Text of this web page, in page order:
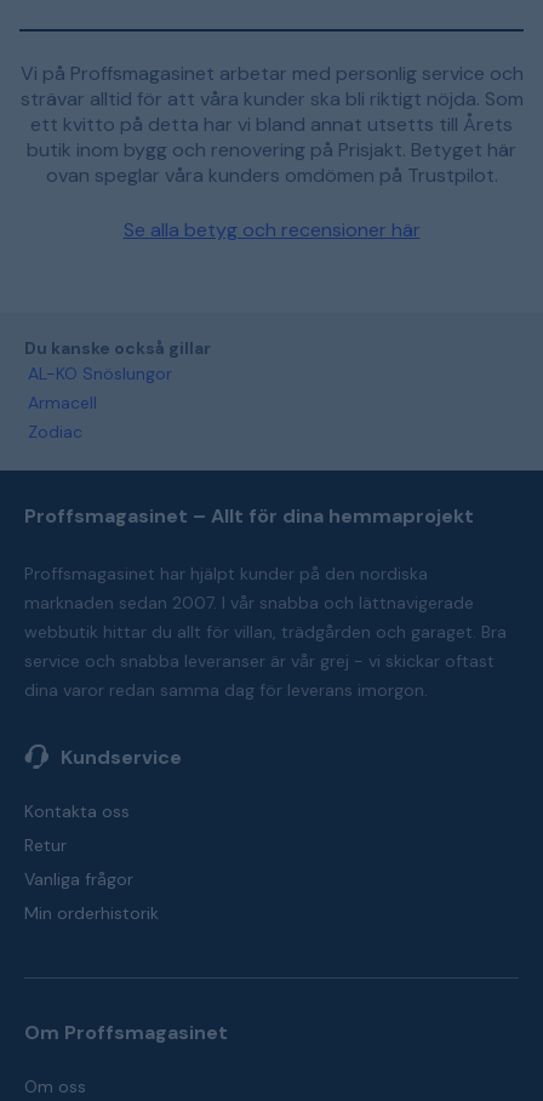
Vi på Proffsmagasinet arbetar med personlig service och
strävar alltid för att våra kunder ska bli riktigt nöjda. Som
ett kvitto på detta har vi bland annat utsetts till Årets
butik inom bygg och renovering på Prisjakt. Betyget här
ovan speglar våra kunders omdömen på Trustpilot.
Se alla betyg och recensioner här
Du kanske också gillar
AL-KO Snöslungor
Armacell
Zodiac
Proffsmagasinet – Allt för dina hemmaprojekt
Proffsmagasinet har hjälpt kunder på den nordiska
marknaden sedan 2007. I vår snabba och lättnavigerade
webbutik hittar du allt för villan, trädgården och garaget. Bra
service och snabba leveranser är vår grej - vi skickar oftast
dina varor redan samma dag för leverans imorgon.
Kundservice
Kontakta oss
Retur
Vanliga frågor
Min orderhistorik
Om Proffsmagasinet
Om oss